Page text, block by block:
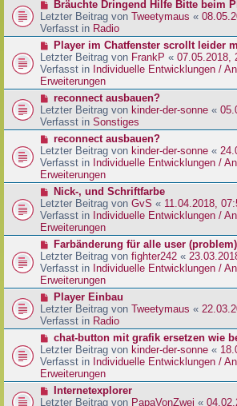
r
a
g
B
e
i
r
a
g
N
e
u
e
r
B
e
i
r
a
g
Bräuchte Dringend Hilfe Bitte beim
Letzter Beitrag von Tweetymaus «
Verfasst in Radio
N
e
u
e
r
B
e
i
r
a
g
Player im Chatfenster scrollt leider
Letzter Beitrag von FrankP « 07.05.2018,
Verfasst in Individuelle Entwicklungen /
Erweiterungen
N
e
u
e
r
B
e
i
r
a
g
reconnect ausbauen?
Letzter Beitrag von kinder-der-sonne «
Verfasst in Sonstiges
N
e
u
e
r
B
e
i
t
a
g
reconnect ausbauen?
Letzter Beitrag von kinder-der-sonne «
Verfasst in Individuelle Entwicklungen /
Erweiterungen
N
e
u
e
r
B
e
i
t
a
g
Nick-, und Schriftfarbe
Letzter Beitrag von GvS « 11.04.2018,
Verfasst in Individuelle Entwicklungen /
Erweiterungen
N
e
u
e
r
B
e
i
r
a
g
Farbänderung für alle user (problem)
Letzter Beitrag von fighter242 «
Verfasst in Individuelle Entwicklungen /
Erweiterungen
N
e
u
e
r
B
e
i
Player Einbau
Letzter Beitrag von Tweetymaus «
Verfasst in Radio
N
e
u
e
r
B
chat-button mit grafik ersetzen wie
Letzter Beitrag von kinder-der-sonne «
Verfasst in Individuelle Entwicklungen /
Erweiterungen
N
e
Internetexplorer
Letzter Beitrag von PapaVonZwei «